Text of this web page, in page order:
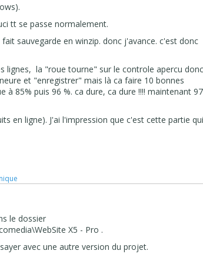
tt se passe normalement.
sauvegarde en winzip. donc j'avance. c'est donc
lignes, la "roue tourne" sur le controle apercu
et "enregistrer" mais là ca faire 10 bonnes
85% puis 96 %. ca dure, ca dure !!!! maintenant 97
en ligne). J'ai l'impression que c'est cette partie
le dossier
X5 - Pro .
avec une autre version du projet.